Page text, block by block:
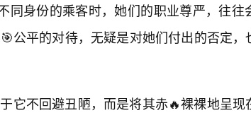
同身份的乘客时，她们的职业尊严，往
公平的对待，无疑是对她们付出的否定
它不回避丑陋，而是将其赤🔥裸裸地呈